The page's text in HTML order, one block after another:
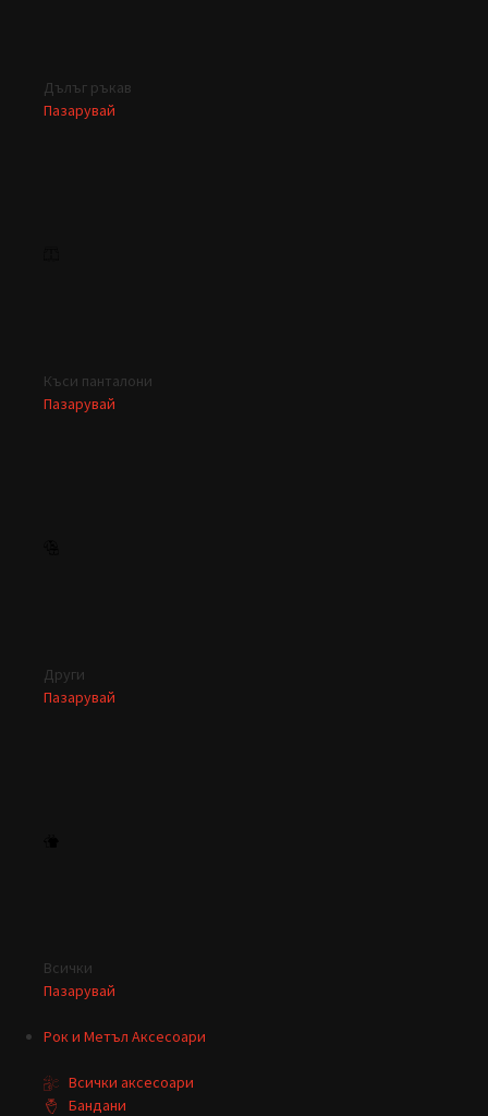
Дълъг ръкав
Пазарувай
Къси панталони
Пазарувай
Други
Пазарувай
Всички
Пазарувай
Рок и Метъл Аксесоари
Всички аксесоари
Бандани